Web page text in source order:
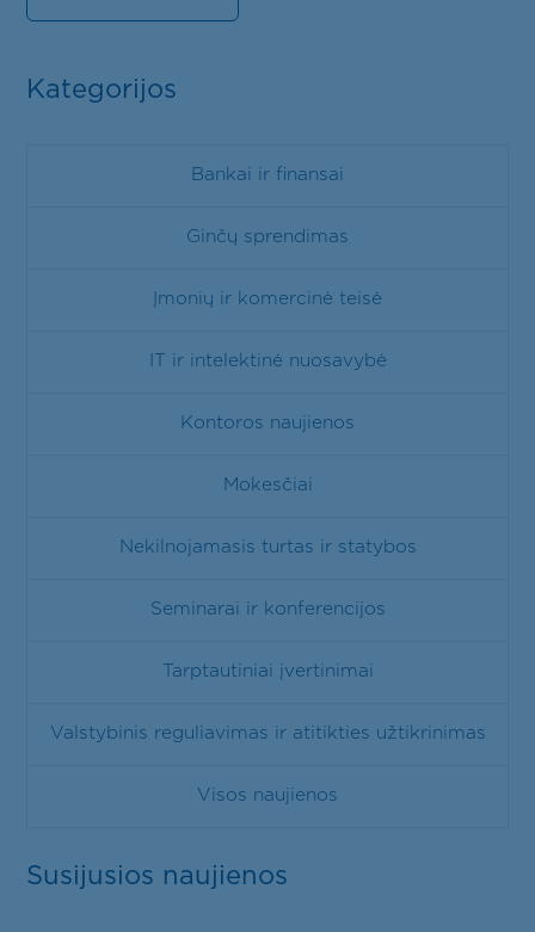
Kategorijos
Bankai ir finansai
Ginčų sprendimas
Įmonių ir komercinė teisė
IT ir intelektinė nuosavybė
Kontoros naujienos
Mokesčiai
Nekilnojamasis turtas ir statybos
Seminarai ir konferencijos
Tarptautiniai įvertinimai
Valstybinis reguliavimas ir atitikties užtikrinimas
Visos naujienos
Susijusios naujienos